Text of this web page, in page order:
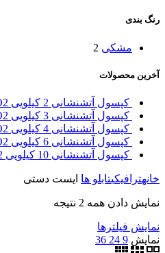
رنگ بندی
مشکی 2
آخرین محصولات
کپسول آتشنشانی 2 کیلویی CO2 آریا
کپسول آتشنشانی 3 کیلویی CO2 آریا
کپسول آتشنشانی 4 کیلویی CO2 آریا
کپسول آتشنشانی 6 کیلویی CO2 آریا
کپسول آتشنشانی 10 کیلویی CO2 آریا
خانهترافیکیتابلو ها ایست دستی
نمایش دادن همه 2 نتیجه
نمایش فیلترها
نمایش 9
24
36